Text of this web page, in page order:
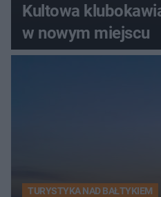
Kultowa
w nowym miejscu
TURYSTYKA NAD BAŁTYKIEM